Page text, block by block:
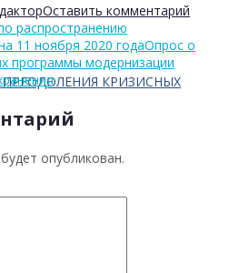
КРИЗИСНЫХ
Оставить комментарий
распространению
11 ноября 2020 годаОпрос о
программы модернизации
опубликован.